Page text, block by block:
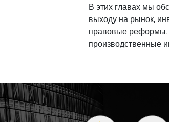
В этих главах мы
выходу на рынок,
правовые реформы.
производственные